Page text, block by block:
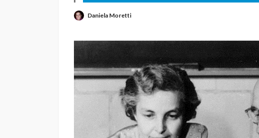
Daniela Moretti